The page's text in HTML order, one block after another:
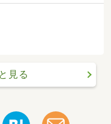
見る